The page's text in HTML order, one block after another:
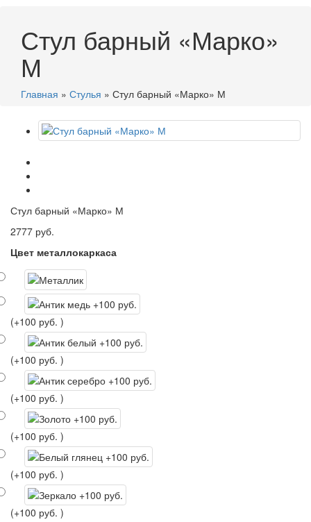
Стул барный «Марко»
М
Главная » Стулья » Стул барный «Марко» М
Стул барный «Марко» М
2777 руб.
Цвет металлокаркаса
(+100 руб. )
(+100 руб. )
(+100 руб. )
(+100 руб. )
(+100 руб. )
(+100 руб. )